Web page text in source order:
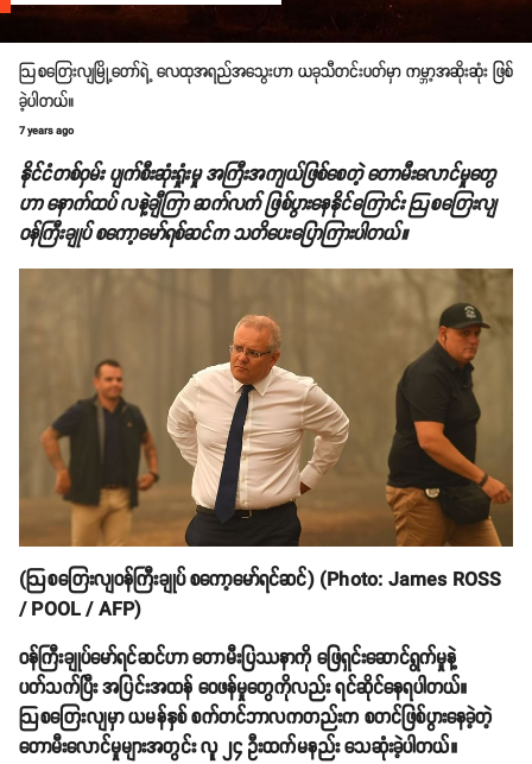
ဩစတြေးလျမြို့တော်ရဲ့ လေထုအရည်အသွေးဟာ ယခုသီတင်းပတ်မှာ ကမ္ဘာ့အဆိုးဆုံး ဖြစ်
ခဲ့ပါတယ်။
7 years ago
နိုင်ငံတစ်ဝှမ်း ပျက်စီးဆုံးရှုံးမှု အကြီးအကျယ်ဖြစ်စေတဲ့ တောမီးလောင်မှုတွေ
ဟာ နောက်ထပ် လနဲ့ချီကြာ ဆက်လက် ဖြစ်ပွားနေနိုင်ကြောင်း ဩစတြေးလျ
ဝန်ကြီးချုပ် စကော့မော်ရစ်ဆင်က သတိပေးပြောကြားပါတယ်။
(ဩစတြေးလျဝန်ကြီးချုပ် စကော့မော်ရင်ဆင်) (Photo: James ROSS
/ POOL / AFP)
ဝန်ကြီးချုပ်မော်ရင်ဆင်ဟာ တောမီးပြဿနာကို ဖြေရှင်းဆောင်ရွက်မှုနဲ့
ပတ်သက်ပြီး အပြင်းအထန် ဝေဖန်မှုတွေကိုလည်း ရင်ဆိုင်နေရပါတယ်။
ဩစတြေးလျမှာ ယမန်နှစ် စက်တင်ဘာလကတည်းက စတင်ဖြစ်ပွားနေခဲ့တဲ့
တောမီးလောင်မှုများအတွင်း လူ ၂၄ ဦးထက်မနည်း သေဆုံးခဲ့ပါတယ်။